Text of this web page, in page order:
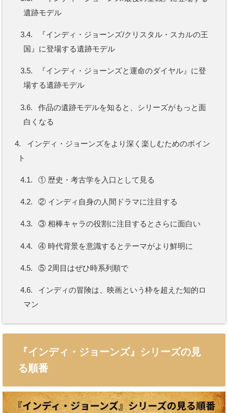
遺跡モデル
3.4.
『インディ・ジョーンズ/クリスタル・スカルの王
国』に登場する遺跡モデル
3.5.
『インディ・ジョーンズと運命のダイヤル』に登
場する遺跡モデル
3.6.
作品の遺跡モデルを知ると、シリーズがもっと面
白くなる
4.
インディ・ジョーンズをより深く楽しむためのポイン
ト
4.1. ① 歴史・考古学を入口として見る
4.2. ② インディ自身の人間ドラマに注目する
4.3. ③ 相棒キャラの役割に注目するとさらに面白い
4.4. ④ 時代背景を意識するとテーマがより鮮明に
4.5. ⑤ 2周目はぜひ時系列順で
4.6.
インディの冒険は、映画という枠を超えた知的ロ
マン
『インディ・ジョーンズ』シリーズの見
る順番